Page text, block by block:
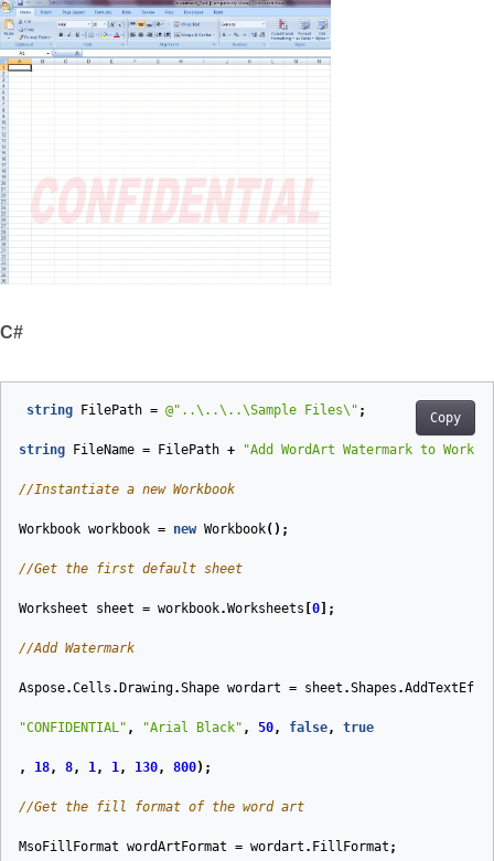
C#
Copy
string FilePath = @"..\..\..\Sample Files\" ;
string FileName = FilePath + "Add WordArt Watermark to
//Instantiate a new Workbook
Workbook workbook = new Workbook();
//Get the first default sheet
Worksheet sheet = workbook.Worksheets 0 ];
//Add Watermark
Aspose.Cells . Drawing.Shape wordart = sheet .Shapes .
"CONFIDENTIAL" , "Arial Black" , 50, false, true
, 18, 8, 1, 1, 130, 800);
//Get the fill format of the word art
MsoFillFormat wordArtFormat = wordart . FillFormat ;